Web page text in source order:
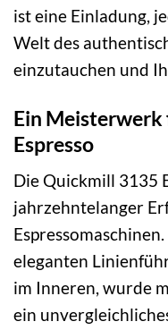
ist eine Einladung,
Welt des
einzutauchen und
Ein
Espresso
Die Quickmill 3135
jahrzehntelanger
eleganten
im Inneren, wurde
ein